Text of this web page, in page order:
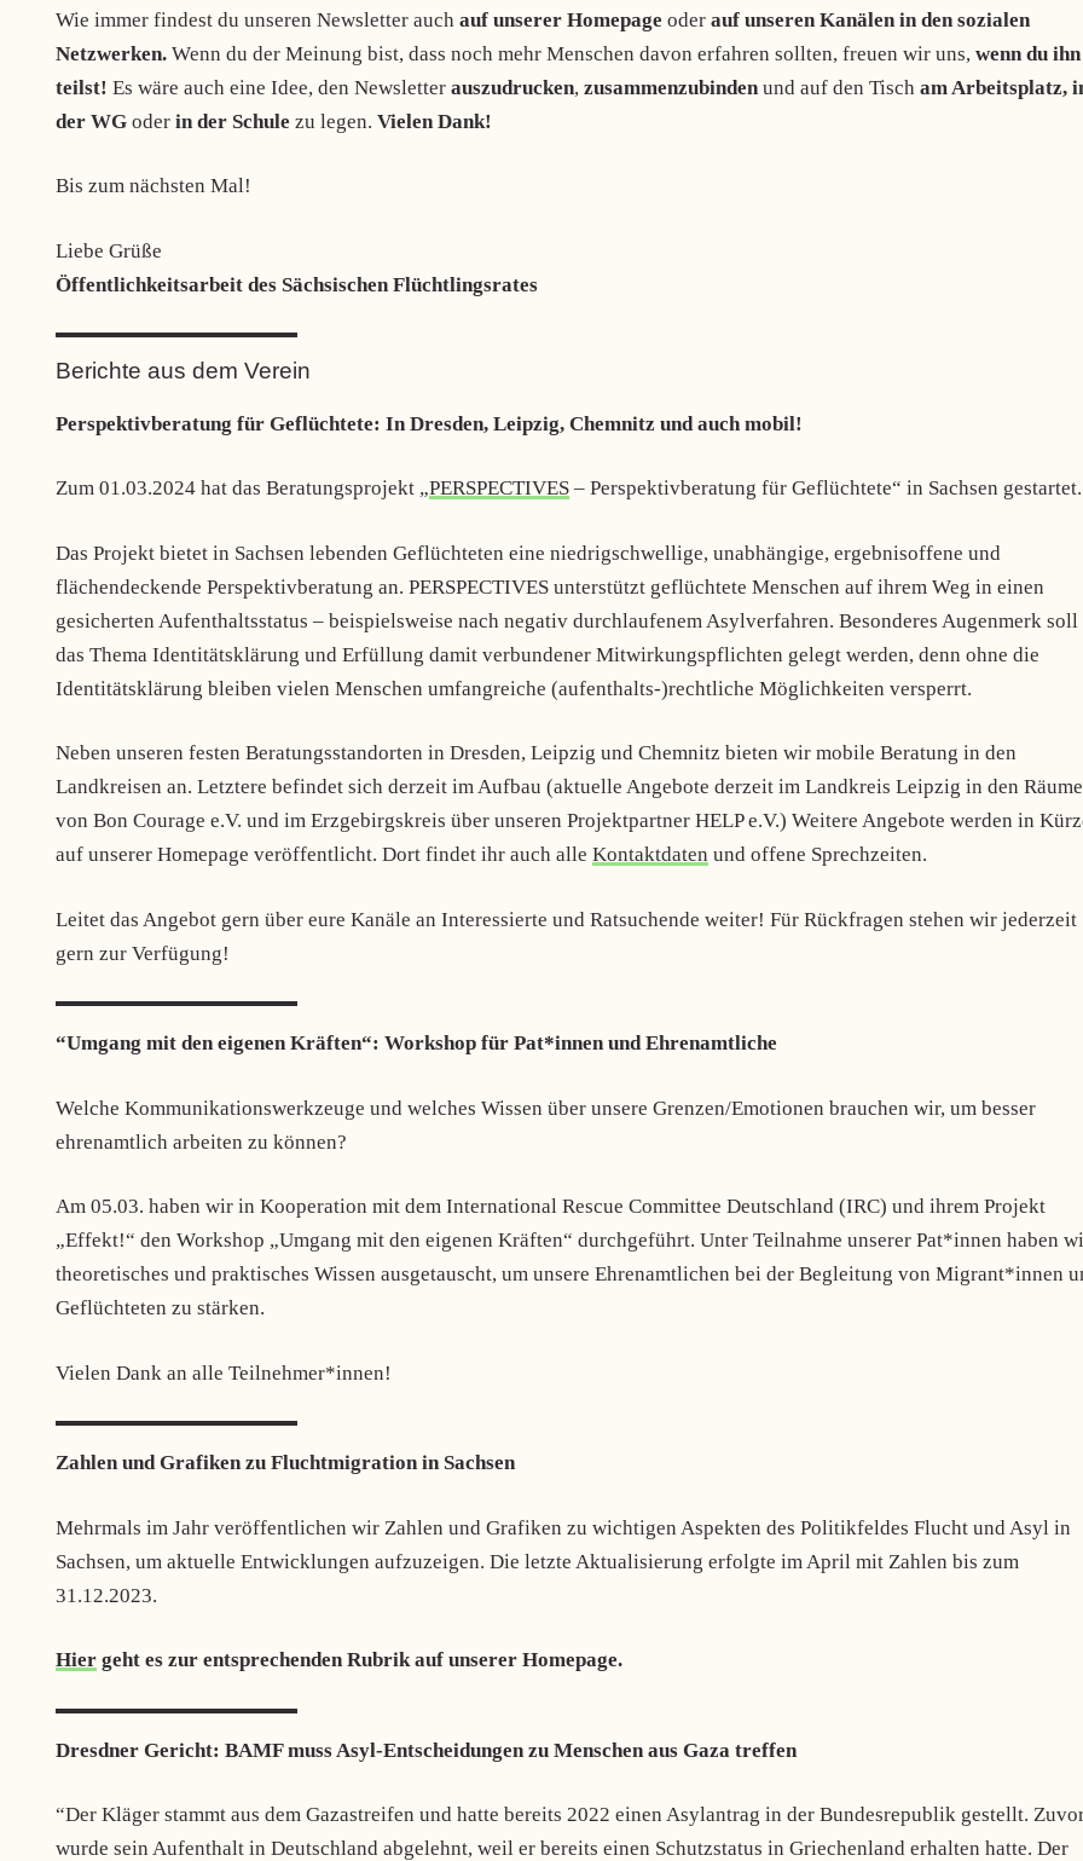
Wie immer findest du unseren Newsletter auch auf unserer Homepage oder auf unseren Kanälen in den sozialen
Netzwerken. Wenn du der Meinung bist, dass noch mehr Menschen davon erfahren sollten, freuen wir uns, wenn du ihn
teilst! Es wäre auch eine Idee, den Newsletter auszudrucken, zusammenzubinden und auf den Tisch am Arbeitsplatz,
der WG oder in der Schule zu legen. Vielen Dank!
Bis zum nächsten Mal!
Liebe Grüße
Öffentlichkeitsarbeit des Sächsischen Flüchtlingsrates
Berichte aus dem Verein
Perspektivberatung für Geflüchtete: In Dresden, Leipzig, Chemnitz und auch mobil!
Zum 01.03.2024 hat das Beratungsprojekt „PERSPECTIVES – Perspektivberatung für Geflüchtete“ in Sachsen gestartet.
Das Projekt bietet in Sachsen lebenden Geflüchteten eine niedrigschwellige, unabhängige, ergebnisoffene und
flächendeckende Perspektivberatung an. PERSPECTIVES unterstützt geflüchtete Menschen auf ihrem Weg in einen
gesicherten Aufenthaltsstatus – beispielsweise nach negativ durchlaufenem Asylverfahren. Besonderes Augenmerk soll
das Thema Identitätsklärung und Erfüllung damit verbundener Mitwirkungspflichten gelegt werden, denn ohne die
Identitätsklärung bleiben vielen Menschen umfangreiche (aufenthalts-)rechtliche Möglichkeiten versperrt.
Neben unseren festen Beratungsstandorten in Dresden, Leipzig und Chemnitz bieten wir mobile Beratung in den
Landkreisen an. Letztere befindet sich derzeit im Aufbau (aktuelle Angebote derzeit im Landkreis Leipzig in den
von Bon Courage e.V. und im Erzgebirgskreis über unseren Projektpartner HELP e.V.) Weitere Angebote werden in
auf unserer Homepage veröffentlicht. Dort findet ihr auch alle Kontaktdaten und offene Sprechzeiten.
Leitet das Angebot gern über eure Kanäle an Interessierte und Ratsuchende weiter! Für Rückfragen stehen wir jederzeit
gern zur Verfügung!
“Umgang mit den eigenen Kräften“: Workshop für Pat*innen und Ehrenamtliche
Welche Kommunikationswerkzeuge und welches Wissen über unsere Grenzen/Emotionen brauchen wir, um besser
ehrenamtlich arbeiten zu können?
Am 05.03. haben wir in Kooperation mit dem International Rescue Committee Deutschland (IRC) und ihrem Projekt
„Effekt!“ den Workshop „Umgang mit den eigenen Kräften“ durchgeführt. Unter Teilnahme unserer Pat*innen haben
theoretisches und praktisches Wissen ausgetauscht, um unsere Ehrenamtlichen bei der Begleitung von Migrant*innen
Geflüchteten zu stärken.
Vielen Dank an alle Teilnehmer*innen!
Zahlen und Grafiken zu Fluchtmigration in Sachsen
Mehrmals im Jahr veröffentlichen wir Zahlen und Grafiken zu wichtigen Aspekten des Politikfeldes Flucht und Asyl in
Sachsen, um aktuelle Entwicklungen aufzuzeigen. Die letzte Aktualisierung erfolgte im April mit Zahlen bis zum
31.12.2023.
Hier geht es zur entsprechenden Rubrik auf unserer Homepage.
Dresdner Gericht: BAMF muss Asyl-Entscheidungen zu Menschen aus Gaza treffen
“Der Kläger stammt aus dem Gazastreifen und hatte bereits 2022 einen Asylantrag in der Bundesrepublik gestellt.
wurde sein Aufenthalt in Deutschland abgelehnt, weil er bereits einen Schutzstatus in Griechenland erhalten hatte. Der